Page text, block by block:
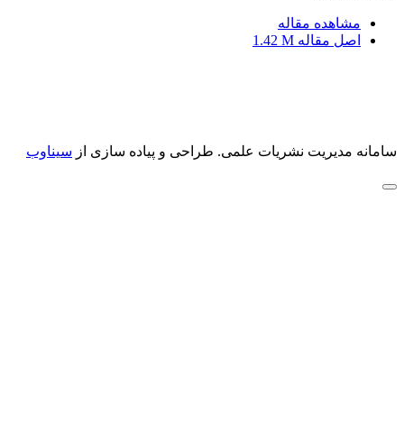
مشاهده مقاله
اصل مقاله 1.42 M
سامانه مدیریت نشریات علمی. طراحی و پیاده سازی از سیناوب